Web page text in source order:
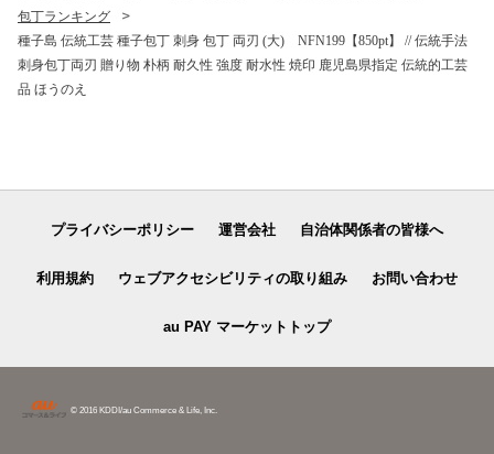
包丁ランキング
種子島 伝統工芸 種子包丁 刺身 包丁 両刃 (大) NFN199【850pt】 // 伝統手法
刺身包丁両刃 贈り物 朴柄 耐久性 強度 耐水性 焼印 鹿児島県指定 伝統的工芸
品 ほうのえ
プライバシーポリシー 運営会社 自治体関係者の皆様へ
利用規約 ウェブアクセシビリティの取り組み お問い合わせ
au PAY マーケットトップ
© 2016 KDDI/au Commerce & Life, Inc.